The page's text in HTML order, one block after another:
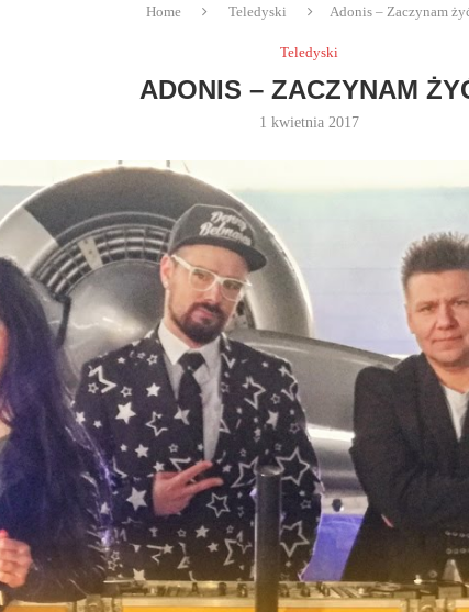
Home Teledyski Adonis – Zaczynam
Teledyski
ADONIS – ZACZYNAM
1 kwietnia 2017